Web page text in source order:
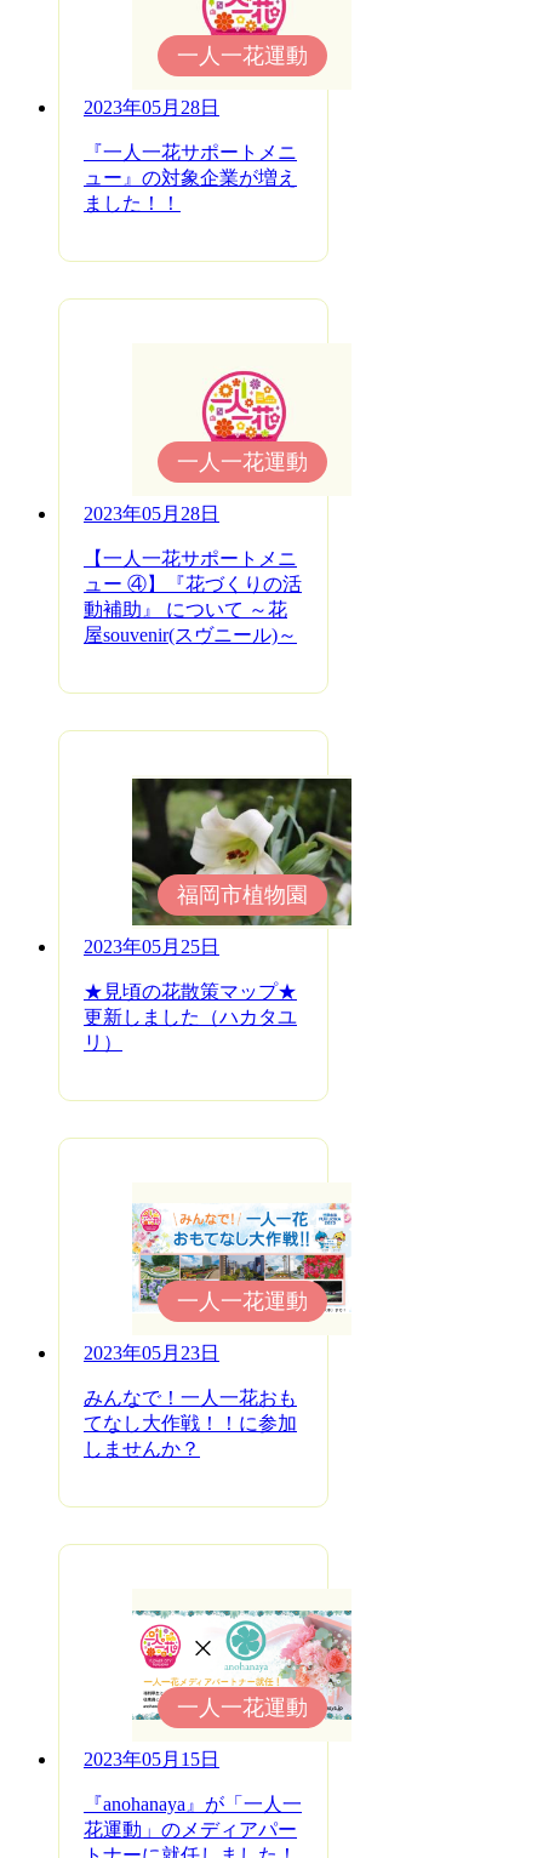
2023年05月28日
『一人一花サポートメニ
ュー』の対象企業が増え
ました！！
一人一花運動
2023年05月28日
【一人一花サポートメニ
ュー ④】『花づくりの活
動補助』 について ～花
屋souvenir(スヴニール)～
一人一花運動
2023年05月25日
★見頃の花散策マップ★
更新しました（ハカタユ
リ）
福岡市植物園
2023年05月23日
みんなで！一人一花おも
てなし大作戦！！に参加
しませんか？
一人一花運動
2023年05月15日
『anohanaya』が「一人一
花運動」のメディアパー
一人一花運動